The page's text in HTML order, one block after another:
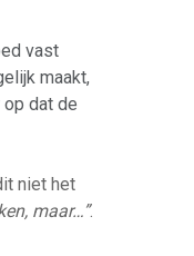
vast
maakt,
dat de
niet het
maar…”.